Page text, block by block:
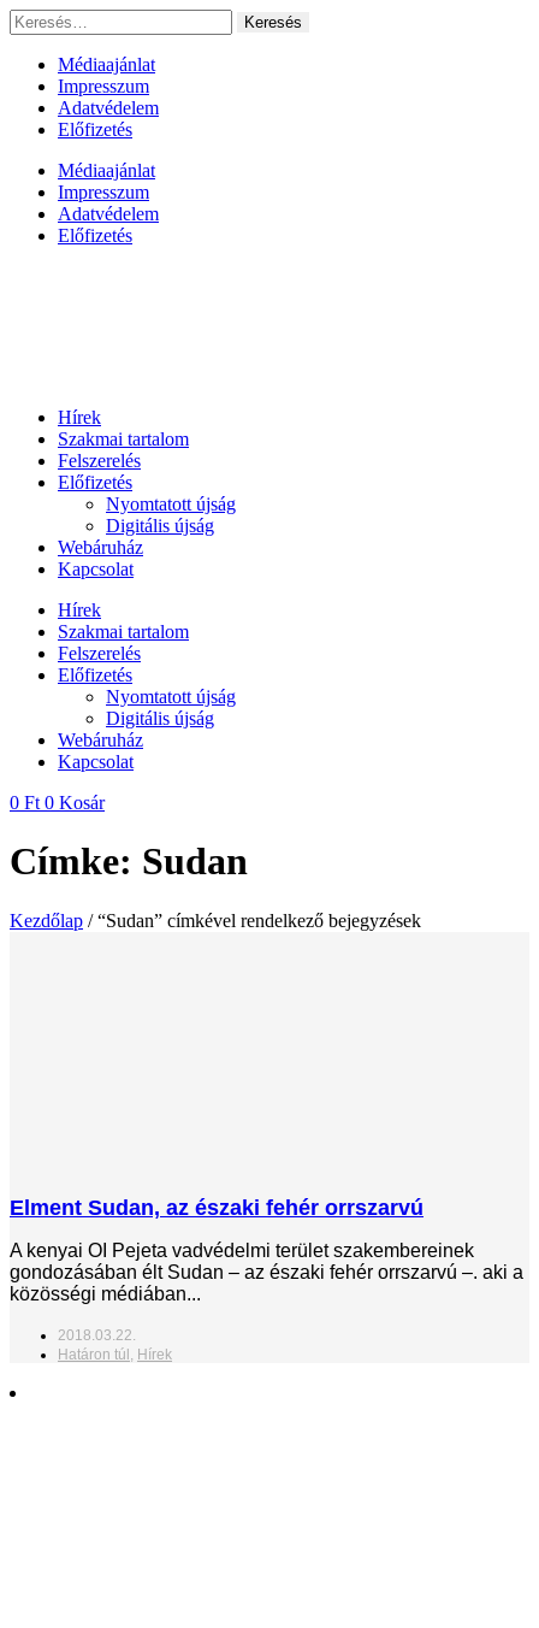
Ugrás
a
tartalomhoz
Keresés:
Médiaajánlat
Impresszum
Adatvédelem
Előfizetés
Médiaajánlat
Impresszum
Adatvédelem
Előfizetés
Hírek
Szakmai tartalom
Felszerelés
Előfizetés
Nyomtatott újság
Digitális újság
Webáruház
Kapcsolat
Hírek
Szakmai tartalom
Felszerelés
Előfizetés
Nyomtatott újság
Digitális újság
Webáruház
Kapcsolat
0 Ft 0 Kosár
Címke: Sudan
Kezdőlap / “Sudan” címkével rendelkező bejegyzések
Elment Sudan, az északi fehér orrszarvú
A kenyai OI Pejeta vadvédelmi terület szakembereinek
gondozásában élt Sudan – az északi fehér orrszarvú –. aki a
közösségi médiában...
2018.03.22.
Határon túl, Hírek